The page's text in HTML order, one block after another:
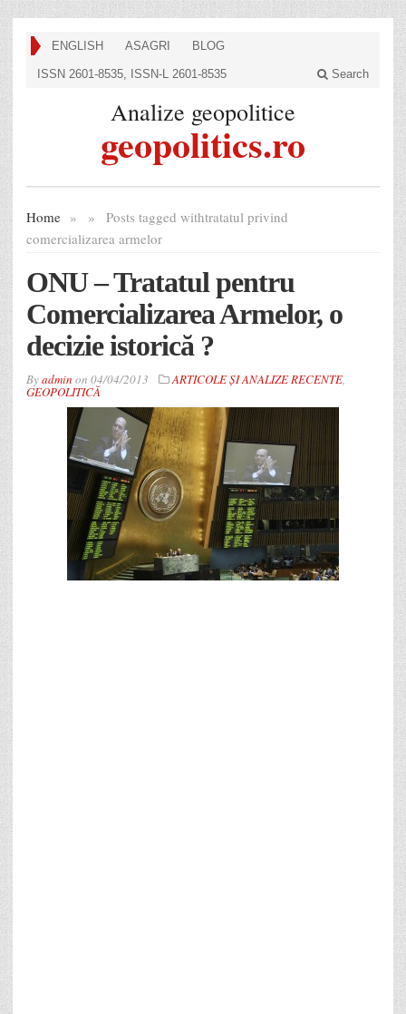
ENGLISH ASAGRI BLOG
ISSN 2601-8535, ISSN-L 2601-8535 Search
Analize geopolitice
geopolitics.ro
Home » Posts tagged with
»
tratatul privind
comercializarea armelor
ONU – Tratatul pentru
Comercializarea Armelor, o
decizie istorică ?
Byadmin on 04/04/2013 ARTICOLE ȘI ANALIZE RECENTE,
GEOPOLITICĂ